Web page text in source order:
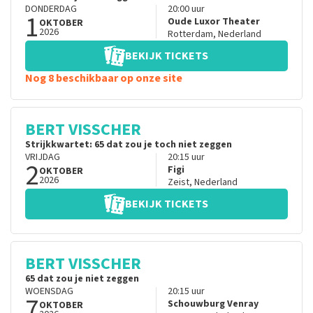
DONDERDAG
1 OKTOBER
2026
20:00uur
Oude Luxor Theater
Rotterdam, Nederland
BEKIJK TICKETS
Nog 8 beschikbaar op onze site
BERT VISSCHER
Strijkkwartet: 65 dat zou je toch niet zeggen
VRIJDAG
2OKTOBER
2026
20:15 uur
Figi
Zeist, Nederland
BEKIJK TICKETS
BERT VISSCHER
65 dat zou je niet zeggen
WOENSDAG
OKTOBER
20:15 uur
Schouwburg Venray